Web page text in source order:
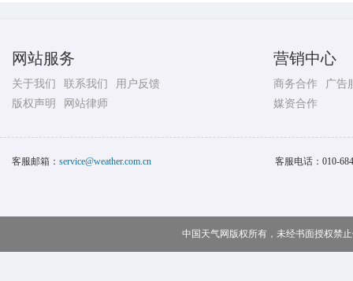
网站服务
关于我们 联系我们
用户反馈
版权声明
网站律师
营销中心
商务合作
广告
媒资合作
客服邮箱： service@weather.com.cn 客服电话： 010-
中国天气网版权所有，未经书面授权